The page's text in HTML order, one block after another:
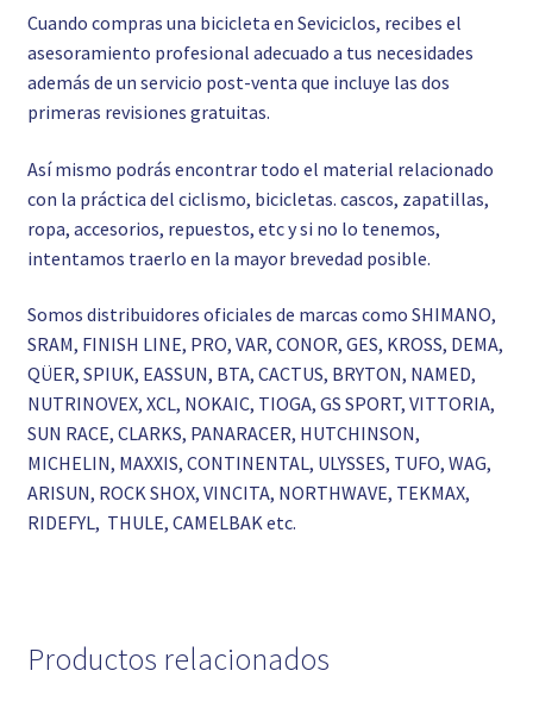
Cuando compras una bicicleta en Seviciclos, recibes el
asesoramiento profesional adecuado a tus necesidades
además de un servicio post-venta que incluye las dos
primeras revisiones gratuitas.
Así mismo podrás encontrar todo el material relacionado
con la práctica del ciclismo, bicicletas. cascos, zapatillas,
ropa, accesorios, repuestos, etc y si no lo tenemos,
intentamos traerlo en la mayor brevedad posible.
Somos distribuidores oficiales de marcas como SHIMANO,
SRAM, FINISH LINE, PRO, VAR, CONOR, GES, KROSS, DEMA,
QÜER, SPIUK, EASSUN, BTA, CACTUS, BRYTON, NAMED,
NUTRINOVEX, XCL, NOKAIC, TIOGA, GS SPORT, VITTORIA,
SUN RACE, CLARKS, PANARACER, HUTCHINSON,
MICHELIN, MAXXIS, CONTINENTAL, ULYSSES, TUFO, WAG,
ARISUN, ROCK SHOX, VINCITA, NORTHWAVE, TEKMAX,
RIDEFYL, THULE, CAMELBAK etc.
Productos relacionados